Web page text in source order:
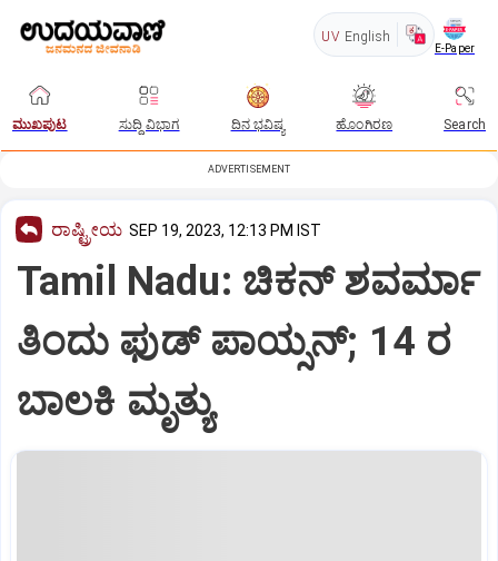
UV English
E-Paper
ಮುಖಪುಟ ಸುದ್ದಿ ವಿಭಾಗ ದಿನ ಭವಿಷ್ಯ ಹೊಂಗಿರಣ Search
ADVERTISEMENT
ರಾಷ್ಟ್ರೀಯ SEP 19, 2023, 12:13 PM IST
Tamil Nadu: ಚಿಕನ್‌ ಶವರ್ಮಾ
ತಿಂದು ಫುಡ್‌ ಪಾಯ್ಸನ್; 14 ರ
ಬಾಲಕಿ ಮೃತ್ಯು